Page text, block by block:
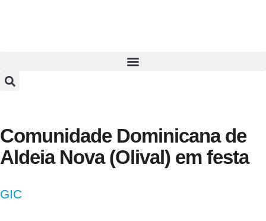
Comunidade Dominicana de
Aldeia Nova (Olival) em festa
GIC